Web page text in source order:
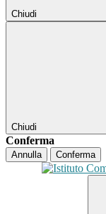
Chiudi
Chiudi
Conferma
Annulla Conferma